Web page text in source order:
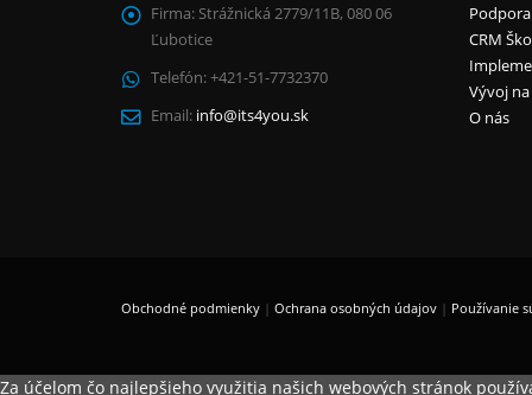
Firma: Strážnická 2779/11B, 080 06
Ľubotice
Telefón:+421-51-7732370
Email: info@its4you.sk
CRM
Vývoj
O nás
Obchodné podmienky | Ochrana osobných údajov | Používanie
Za účelom čo najlepšieho využitia našich webových stránok